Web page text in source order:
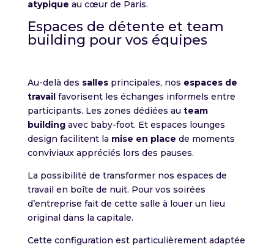
atypique au cœur de Paris.
Espaces de détente et team
building pour vos équipes
Au-delà des sallesprincipales, nos espaces de
travail favorisent les échanges informels entre
participants. Les zones dédiées au team
buildingavec baby-foot. Et espaces lounges
design facilitent la mise en place de moments
conviviaux appréciés lors des pauses.
La possibilité de transformer nos espaces de
travail en boîte de nuit. Pour vos soirées
d’entreprise fait de cette salle à louer un lieu
original dans la capitale.
Cette configuration est particulièrement adaptée